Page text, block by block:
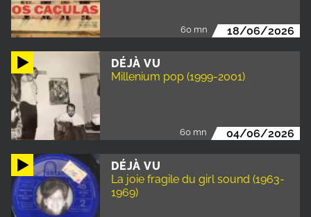
60 mn 18/06/2026
DÉJÀ VU
Millenium pop (1999-2001)
60 mn 04/06/2026
DÉJÀ VU
La joie fragile du girl sound (1963-
1969)